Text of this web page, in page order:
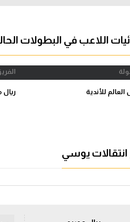
دوري اللاعب في البطولات
للأندية ريال
انتقالات يوسي